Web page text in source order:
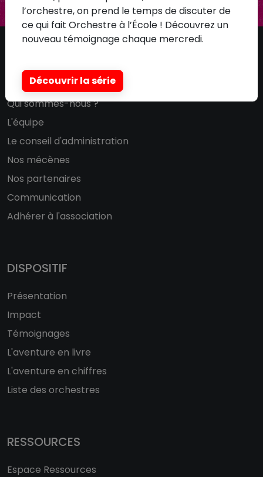
ASSOCIATION
Qui sommes-nous ?
L'équipe
Le conseil d'administration
Nos mécènes
Nos partenaires
Communication
Adhérer à l'association
DISPOSITIF
Présentation
Impact
Témoignages
L'aventure en livre
L'aventure en chiffres
Liste des orchestres
RESSOURCES
Espace Ressources
l’orchestre, on prend le temps de discuter de
ce qui fait Orchestre à l’École ! Découvrez un
nouveau témoignage chaque mercredi.
Découvrir la série